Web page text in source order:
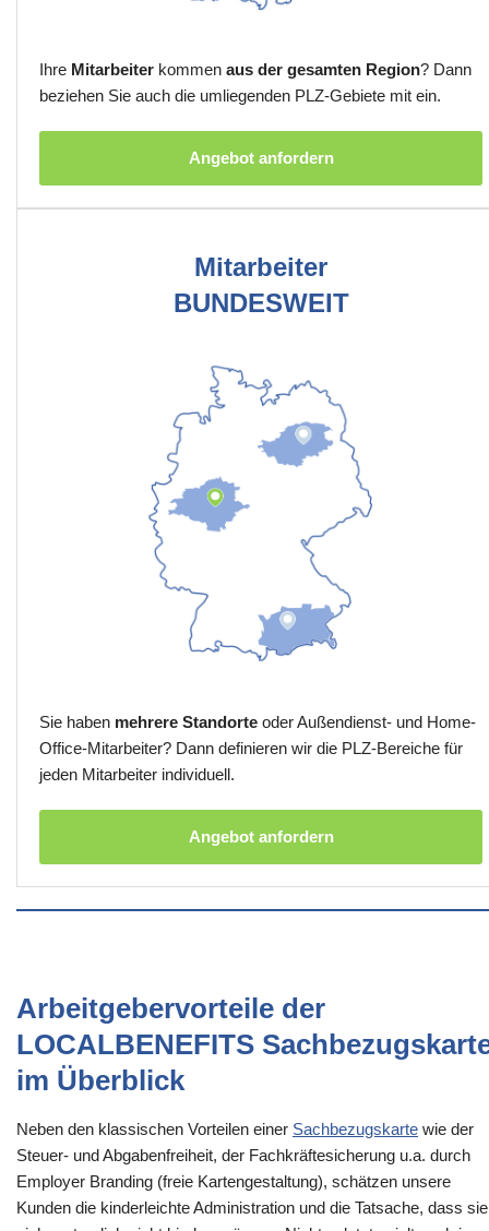
Ihre Mitarbeiter kommen aus der gesamten Region? Dann
beziehen Sie auch die umliegenden PLZ-Gebiete mit ein.
Angebot anfordern
Mitarbeiter
BUNDESWEIT
Sie haben mehrere Standorte oder Außendienst- und Home-
Office-Mitarbeiter? Dann definieren wir die PLZ-Bereiche für
jeden Mitarbeiter individuell.
Angebot anfordern
Arbeitgebervorteile der
LOCALBENEFITS
im Überblick
Neben den klassischen Vorteilen einer Sachbezugskarte wie der
Steuer- und Abgabenfreiheit, der Fachkräftesicherung u.a. durch
Employer Branding (freie Kartengestaltung), schätzen unsere
Kunden die kinderleichte Administration und die Tatsache, dass sie